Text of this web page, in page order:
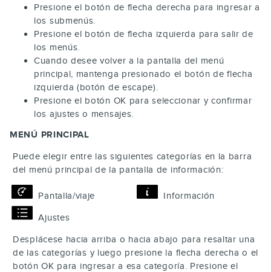
Presione el botón de flecha derecha para ingresar a
los submenús.
Presione el botón de flecha izquierda para salir de
los menús.
Cuando desee volver a la pantalla del menú
principal, mantenga presionado el botón de flecha
izquierda (botón de escape).
Presione el botón OK para seleccionar y confirmar
los ajustes o mensajes.
MENÚ PRINCIPAL
Puede elegir entre las siguientes categorías en la barra
del menú principal de la pantalla de información:
Pantalla/viaje
Información
Ajustes
Desplácese hacia arriba o hacia abajo para resaltar una
de las categorías y luego presione la flecha derecha o el
botónOK para ingresar a esa categoría. Presione el